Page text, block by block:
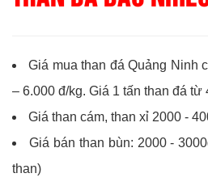
Giá mua than đá Quảng Ninh
– 6.000 đ/kg. Giá 1 tấn than đá từ
Giá than cám, than xỉ 2000 -
Giá bán than bùn: 2000 -
than)